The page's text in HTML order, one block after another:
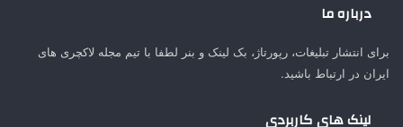
درباره ما
برای انتشار تبلیغات، رپورتاژ، بک لینک و بنر لطفا با تیم مجله لاکچری های
ایران در ارتباط باشید.
لینک های کاربردی